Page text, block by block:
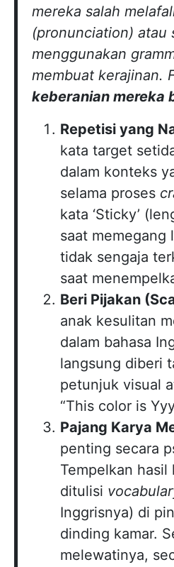
mereka salah
(pronunciation) atau
menggunakan
membuat kerajinan.
keberanian mereka
Repetisi yang
kata target
dalam konteks
selama proses
kata ‘Sticky’
saat memegang
tidak sengaja
saat
Beri Pijakan
anak kesulitan
dalam bahasa
langsung diberi
petunjuk visual
“This color is
Pajang Karya
penting secara
Tempelkan hasil
ditulisi
Inggrisnya) di
dinding kamar.
melewatinya,